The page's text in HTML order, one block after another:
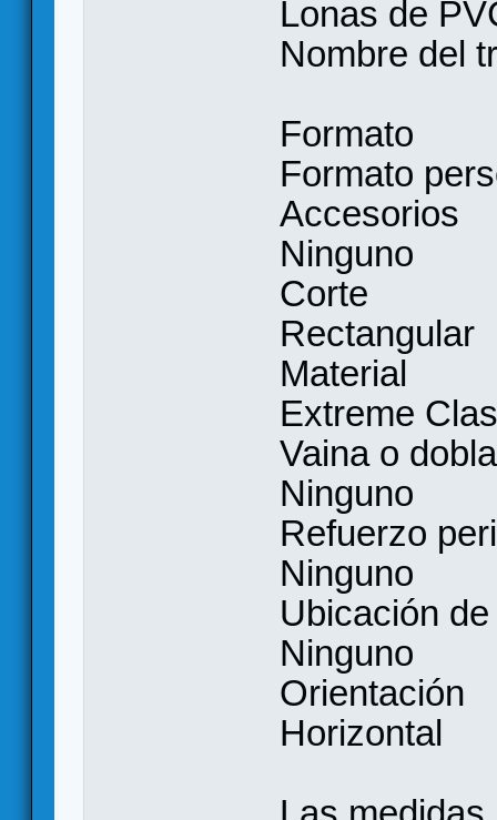
Lonas de
Nombre del
Formato
Formato
Accesorios
Ninguno
Corte
Rectangular
Material
Extreme
Vaina o
Ninguno
Refuerzo
Ninguno
Ubicación
Ninguno
Orientación
Horizontal